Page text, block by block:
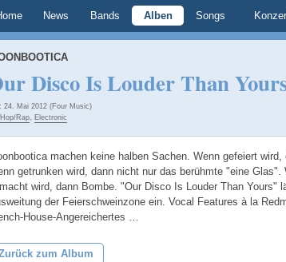
News Bands Alben Songs
Disco Is Louder Than
24. Mai 2012 (Four Music)
Rap, Electronic
machen keine halben Sachen. Wenn gefeiert wird,
getrunken wird, dann nicht nur das berühmte "eine Glas".
wird, dann Bombe. "Our Disco Is Louder Than Yours"
der Feierschweinzone ein. Vocal Features à la
House-Angereichertes …
zum Album